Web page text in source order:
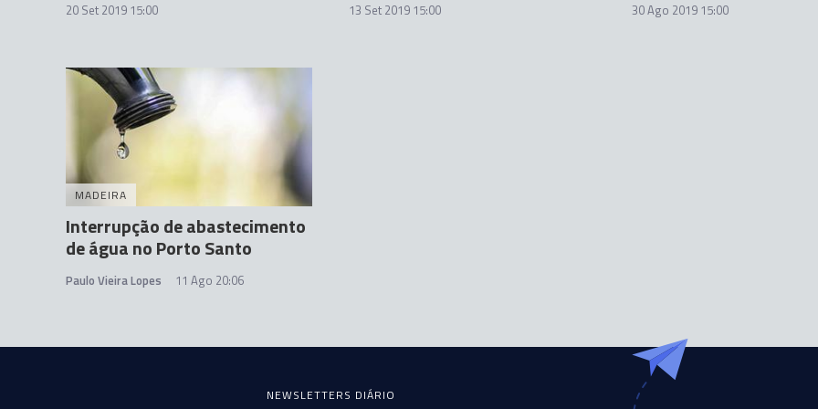
20 Set 2019 15:00 13 Set 2019 15:00 30 Ago 2019 15:00
MADEIRA
Interrupção de abastecimento
de água no Porto Santo
Paulo Vieira Lopes 11 Ago 20:06
NEWSLETTERS DIÁRIO